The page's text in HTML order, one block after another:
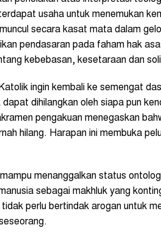
usaha untuk menemukan
secara kasat mata dalam
pendasaran pada faham hak
kebebasan, kesetaraan dan
ingin kembali ke semengat
dihilangkan oleh siapa pun
pengakuan menegaskan
hilang. Harapan ini membuka
menanggalkan status
sebagai makhluk yang
perlu bertindak arogan untuk